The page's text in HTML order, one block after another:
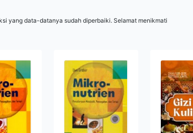
yang data-datanya sudah diperbaiki. Selamat menikmati